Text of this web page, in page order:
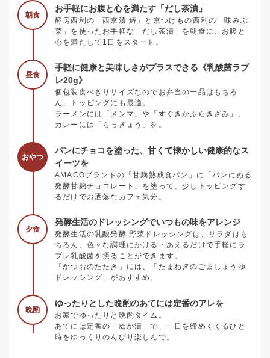
朝食
お手軽にお腹と心を満たす「だし茶漬」
酵房西利の「西京漬 鰆」と京つけもの西利の「味みぶ
菜」を使ったお手軽な「だし茶漬」を朝食に、お腹と
心を満たして1日をスタート。
昼食
手軽に健康と美味しさがプラスできる《乳酸菌ラブ
レ20g》
個包装食べきりサイズなのでお弁当の一品はもちろ
ん、トッピングにも最適。
ラーメンには「メンマ」や「すぐきかぶらきざみ」、
カレーには「らっきょう」を。
おやつ
パンにチョコを塗った、甘くて懐かしい健康的なス
イーツを
AMACOブランドの「甘麹熟成食パン」に「パンにぬる
発酵甘麹チョコレート」を塗って、少しトッピングす
るだけでお洒落なカフェ気分。
夕食
発酵生活のドレッシングでいつもの味をアレンジ
発酵生活の乳酸発酵 野菜ドレッシングは、サラダはも
ちろん、色々な調理にかける・あえるだけで手軽にラ
ブレ乳酸菌を摂ることができます。
「かつおのたたき」には、「たまねぎのごましょうゆ
ドレッシング」がおすすめ。
晩酌
ゆったりとした晩酌のあてには定番のアレを
お家でゆったりと晩酌タイム。
あてには定番の「ぬか漬」で、一日を締めくくるひと
時をゆっくりのんびり楽しんで。